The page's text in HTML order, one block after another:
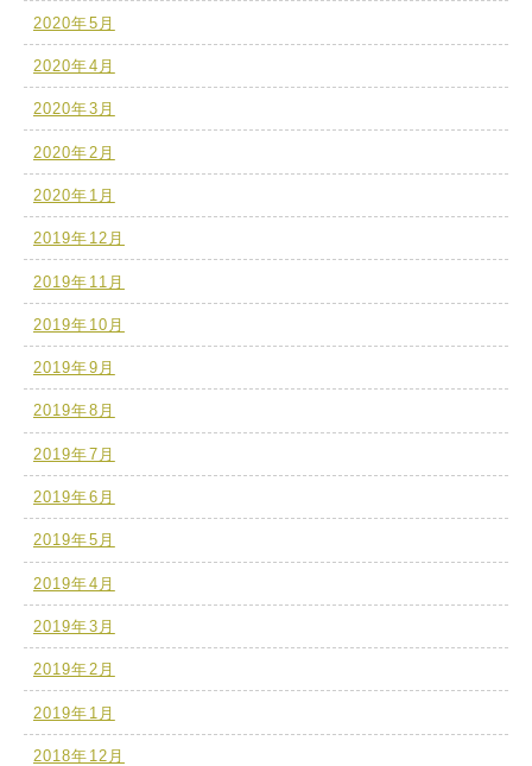
2020年5月
2020年4月
2020年3月
2020年2月
2020年1月
2019年12月
2019年11月
2019年10月
2019年9月
2019年8月
2019年7月
2019年6月
2019年5月
2019年4月
2019年3月
2019年2月
2019年1月
2018年12月